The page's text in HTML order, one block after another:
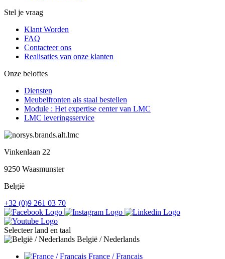
Stel je vraag
Klant Worden
FAQ
Contacteer ons
Realisaties van onze klanten
Onze beloftes
Diensten
Meubelfronten als staal bestellen
Module : Het expertise center van LMC
LMC leveringsservice
Vinkenlaan 22
9250 Waasmunster
België
+32 (0)9 261 03 70
Selecteer land en taal
België / Nederlands
France / Français